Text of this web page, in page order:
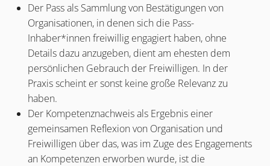
Der Pass als Sammlung von Bestätigungen von
Organisationen, in denen sich die Pass-
Inhaber*innen freiwillig engagiert haben, ohne
Details dazu anzugeben, dient am ehesten dem
persönlichen Gebrauch der Freiwilligen. In der
Praxis scheint er sonst keine große Relevanz zu
haben.
Der Kompetenznachweis als Ergebnis einer
gemeinsamen Reflexion von Organisation und
Freiwilligen über das, was im Zuge des Engagements
an Kompetenzen erworben wurde, ist die